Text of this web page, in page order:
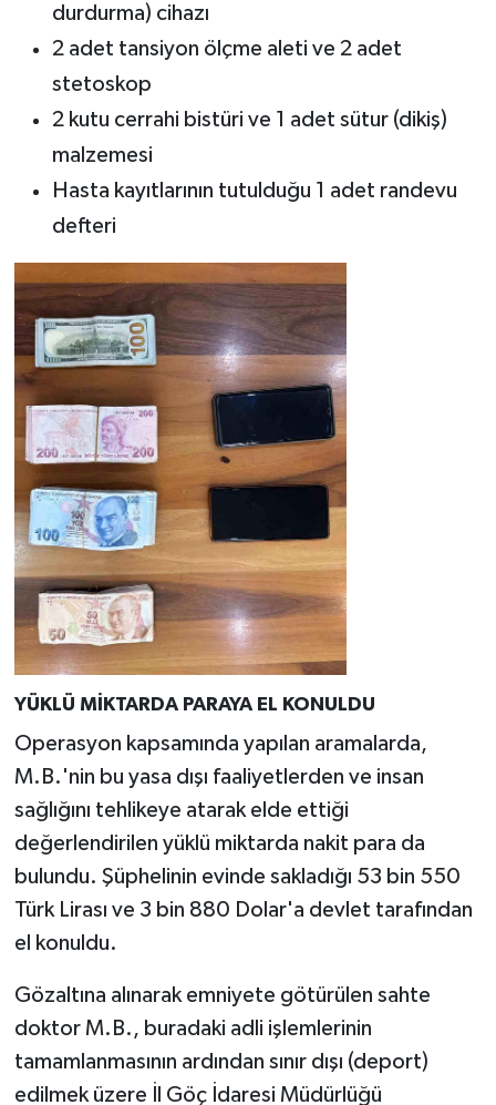
durdurma) cihazı
2 adet tansiyon ölçme aleti ve 2 adet
stetoskop
2 kutu cerrahi bistüri ve 1 adet sütur (dikiş)
malzemesi
Hasta kayıtlarının tutulduğu 1 adet randevu
defteri
YÜKLÜ MİKTARDA PARAYA EL KONULDU
Operasyon kapsamında yapılan aramalarda,
M.B.'nin bu yasa dışı faaliyetlerden ve insan
sağlığını tehlikeye atarak elde ettiği
değerlendirilen yüklü miktarda nakit para da
bulundu. Şüphelinin evinde sakladığı 53 bin 550
Türk Lirası ve 3 bin 880 Dolar'a devlet tarafından
el konuldu.
Gözaltına alınarak emniyete götürülen sahte
doktor M.B., buradaki adli işlemlerinin
tamamlanmasının ardından sınır dışı (deport)
edilmek üzere İl Göç İdaresi Müdürlüğü